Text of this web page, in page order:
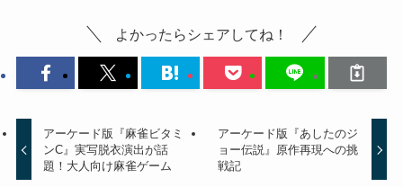
よかったらシェアしてね！
アーケード版『麻雀ビタミ
ンC』実写脱衣演出が話
題！大人向け麻雀ゲーム
アーケード版『あしたのジ
ョー伝説』原作再現への挑
戦記